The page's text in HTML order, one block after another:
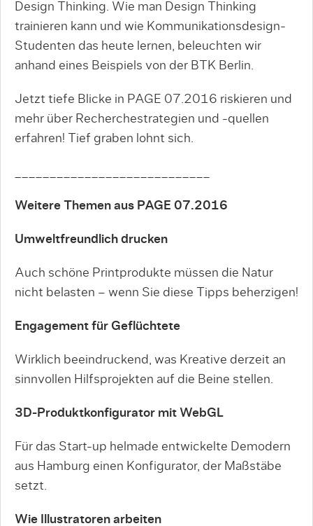
Design Thinking. Wie man Design Thinking
trainieren kann und wie Kommunikationsdesign-
Studenten das heute lernen, beleuchten wir
anhand eines Beispiels von der BTK Berlin.
Jetzt tiefe Blicke in PAGE 07.2016 riskieren und
mehr über Recherchestrategien und -quellen
erfahren! Tief graben lohnt sich.
Weitere Themen aus PAGE 07.2016
Umweltfreundlich drucken
Auch schöne Printprodukte müssen die Natur
nicht belasten – wenn Sie diese Tipps beherzigen!
Engagement für Geflüchtete
Wirklich beeindruckend, was Kreative derzeit an
sinnvollen Hilfsprojekten auf die Beine stellen.
3D-Produktkonfigurator mit WebGL
Für das Start-up helmade entwickelte Demodern
aus Hamburg einen Konfigurator, der Maßstäbe
setzt.
Wie Illustratoren arbeiten